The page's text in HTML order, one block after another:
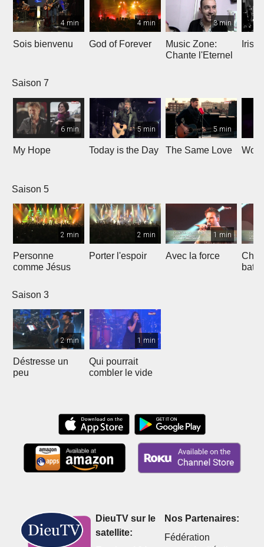
4 min
Sois bienvenu
4 min
God of Forever
3 min
Music Zone:
Chante l'Eternel
Irish
Saison 7
6 min
My Hope
5 min
Today is the Day
5 min
The Same Love
Saison 5
2 min
Personne
comme Jésus
2 min
Porter l'espoir
1 min
Avec la force
Saison 3
2 min
Déstresse un
peu
1 min
Qui pourrait
combler le vide
DieuTV sur le
satellite:
Nos Partenaires:
Fédération